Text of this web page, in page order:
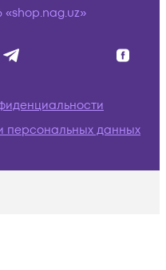
«shop.nag.uz»
персональных данных